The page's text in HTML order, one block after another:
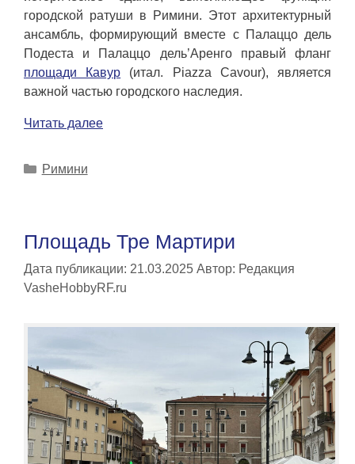
городской ратуши в Римини. Этот архитектурный
ансамбль, формирующий вместе с Палаццо дель
Подеста и Палаццо дель’Аренго правый фланг
площади Кавур (итал. Piazza Cavour), является
важной частью городского наследия.
Читать далее
Рубрики
Римини
Площадь Тре Мартири
Дата публикации: 21.03.2025 Автор: Редакция
VasheHobbyRF.ru